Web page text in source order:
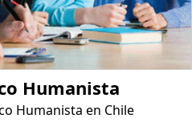
Humanista
Humanista en Chile